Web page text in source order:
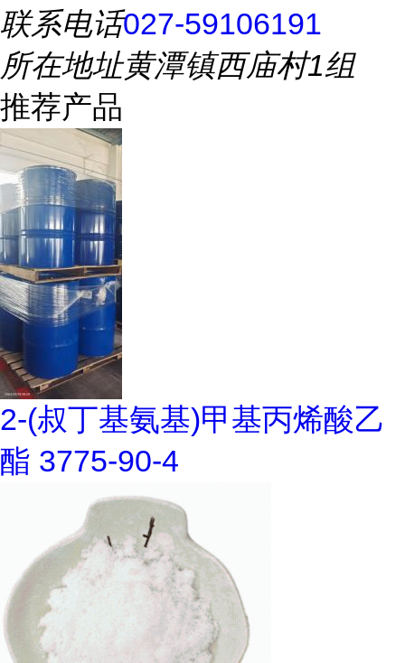
联系电话027-59106191
所在地址黄潭镇西庙村1组
推荐产品
2-(叔丁基氨基)甲基丙烯酸乙
酯 3775-90-4